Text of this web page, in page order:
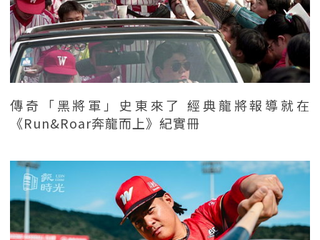
傳奇「黑將軍」史東來了 經典龍將報導就在
《Run&Roar奔龍而上》紀實冊